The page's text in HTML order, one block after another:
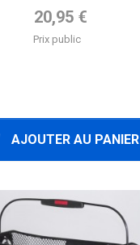
Prix de base
20,95 €
Prix public
AJOUTER AU PANIER